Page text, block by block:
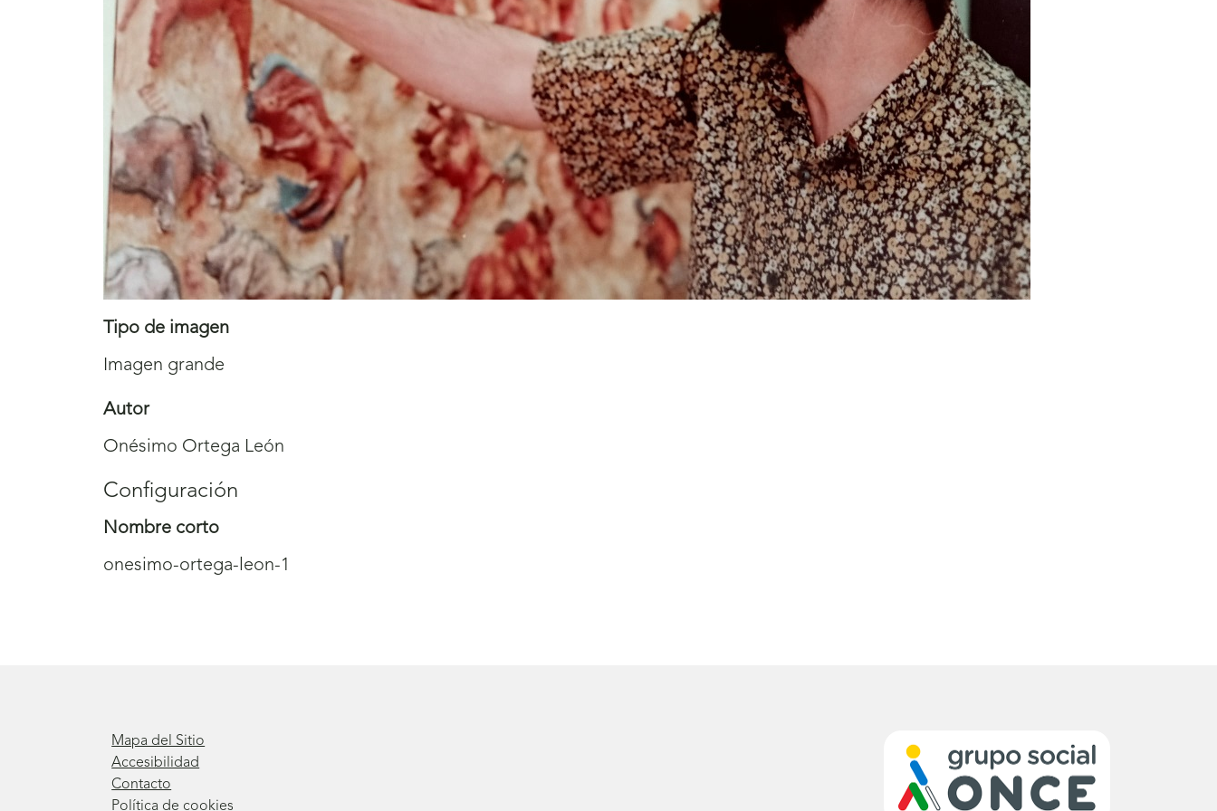
Tipo de imagen
Imagen grande
Autor
Onésimo Ortega León
Configuración
Nombre corto
onesimo-ortega-leon-1
Mapa del Sitio
Accesibilidad
Contacto
Política de cookies